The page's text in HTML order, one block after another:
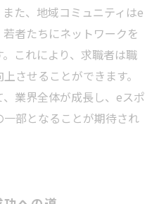
た、地域コミュニティはe
者たちにネットワークを
これにより、求職者は職
させることができます。
業界全体が成長し、eスポ
部となることが期待され